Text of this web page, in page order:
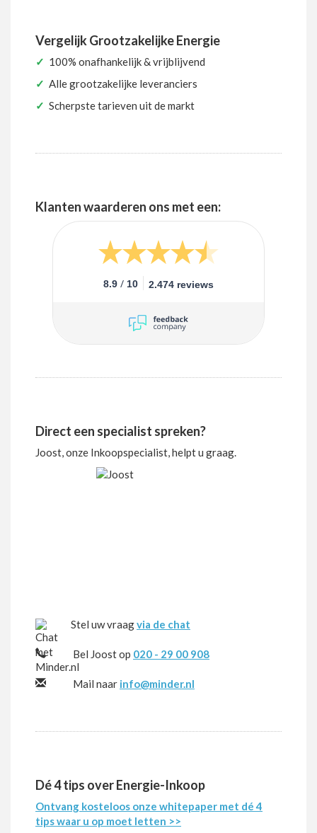
Vergelijk Grootzakelijke Energie
✓ 100% onafhankelijk & vrijblijvend
✓ Alle grootzakelijke leveranciers
✓ Scherpste tarieven uit de markt
Klanten waarderen ons met een:
8.9 / 10 2.474 reviews
Direct een specialist spreken?
Joost, onze Inkoopspecialist, helpt u graag.
Stel uw vraagvia de chat
Bel Joost op 020 - 29 00 908
Mail naar info@minder.nl
Dé 4 tips over Energie-Inkoop
Ontvang kosteloos onze whitepaper met dé 4
tips waar u op moet letten >>